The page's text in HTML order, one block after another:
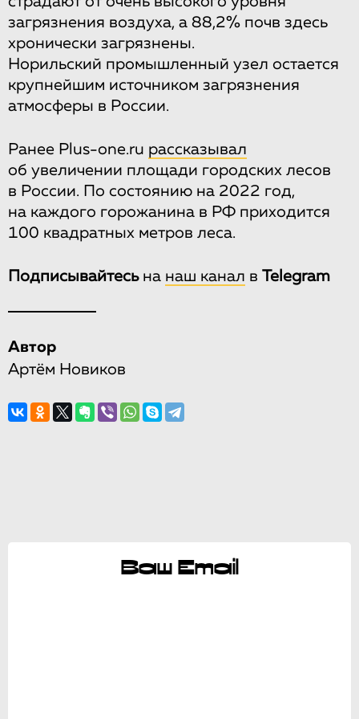
загрязнения воздуха, а 88,2% почв здесь
хронически загрязнены.
Норильский промышленный узел остается
крупнейшим источником загрязнения
атмосферы в России.
Ранее Plus-one.ru рассказывал
об увеличении площади городских лесов
в России. По состоянию на 2022 год,
на каждого горожанина в РФ приходится
100 квадратных метров леса.
Подписывайтесьна наш канал в Telegram
Автор
Артём Новиков
Ваш Email